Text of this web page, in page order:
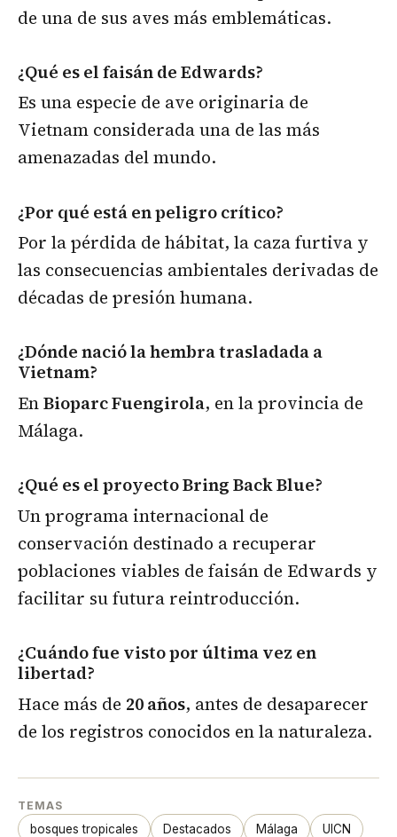
de una de sus aves más emblemáticas.
¿Qué es el faisán de Edwards?
Es una especie de ave originaria de
Vietnam considerada una de las más
amenazadas del mundo.
¿Por qué está en peligro crítico?
Por la pérdida de hábitat, la caza furtiva y
las consecuencias ambientales derivadas de
décadas de presión humana.
¿Dónde nació la hembra trasladada a
Vietnam?
EnBioparc Fuengirola, en la provincia de
Málaga.
¿Qué es el proyecto Bring Back Blue?
Un programa internacional de
conservación destinado a recuperar
poblaciones viables de faisán de Edwards y
facilitar su futura reintroducción.
¿Cuándo fue visto por última vez en
libertad?
Hace más de 20 años, antes de desaparecer
de los registros conocidos en la naturaleza.
TEMAS
bosques tropicales Destacados Málaga UICN